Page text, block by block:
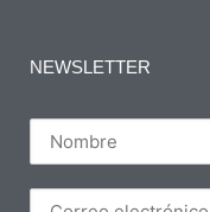
NEWSLETTER